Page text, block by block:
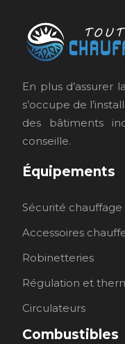
En plus d’assurer
s’occupe de
des bâtiments
conseille.
Équipements
Sécurité chauffage
Accessoires
Robinetteries
Régulation et
Circulateurs
Combustibles